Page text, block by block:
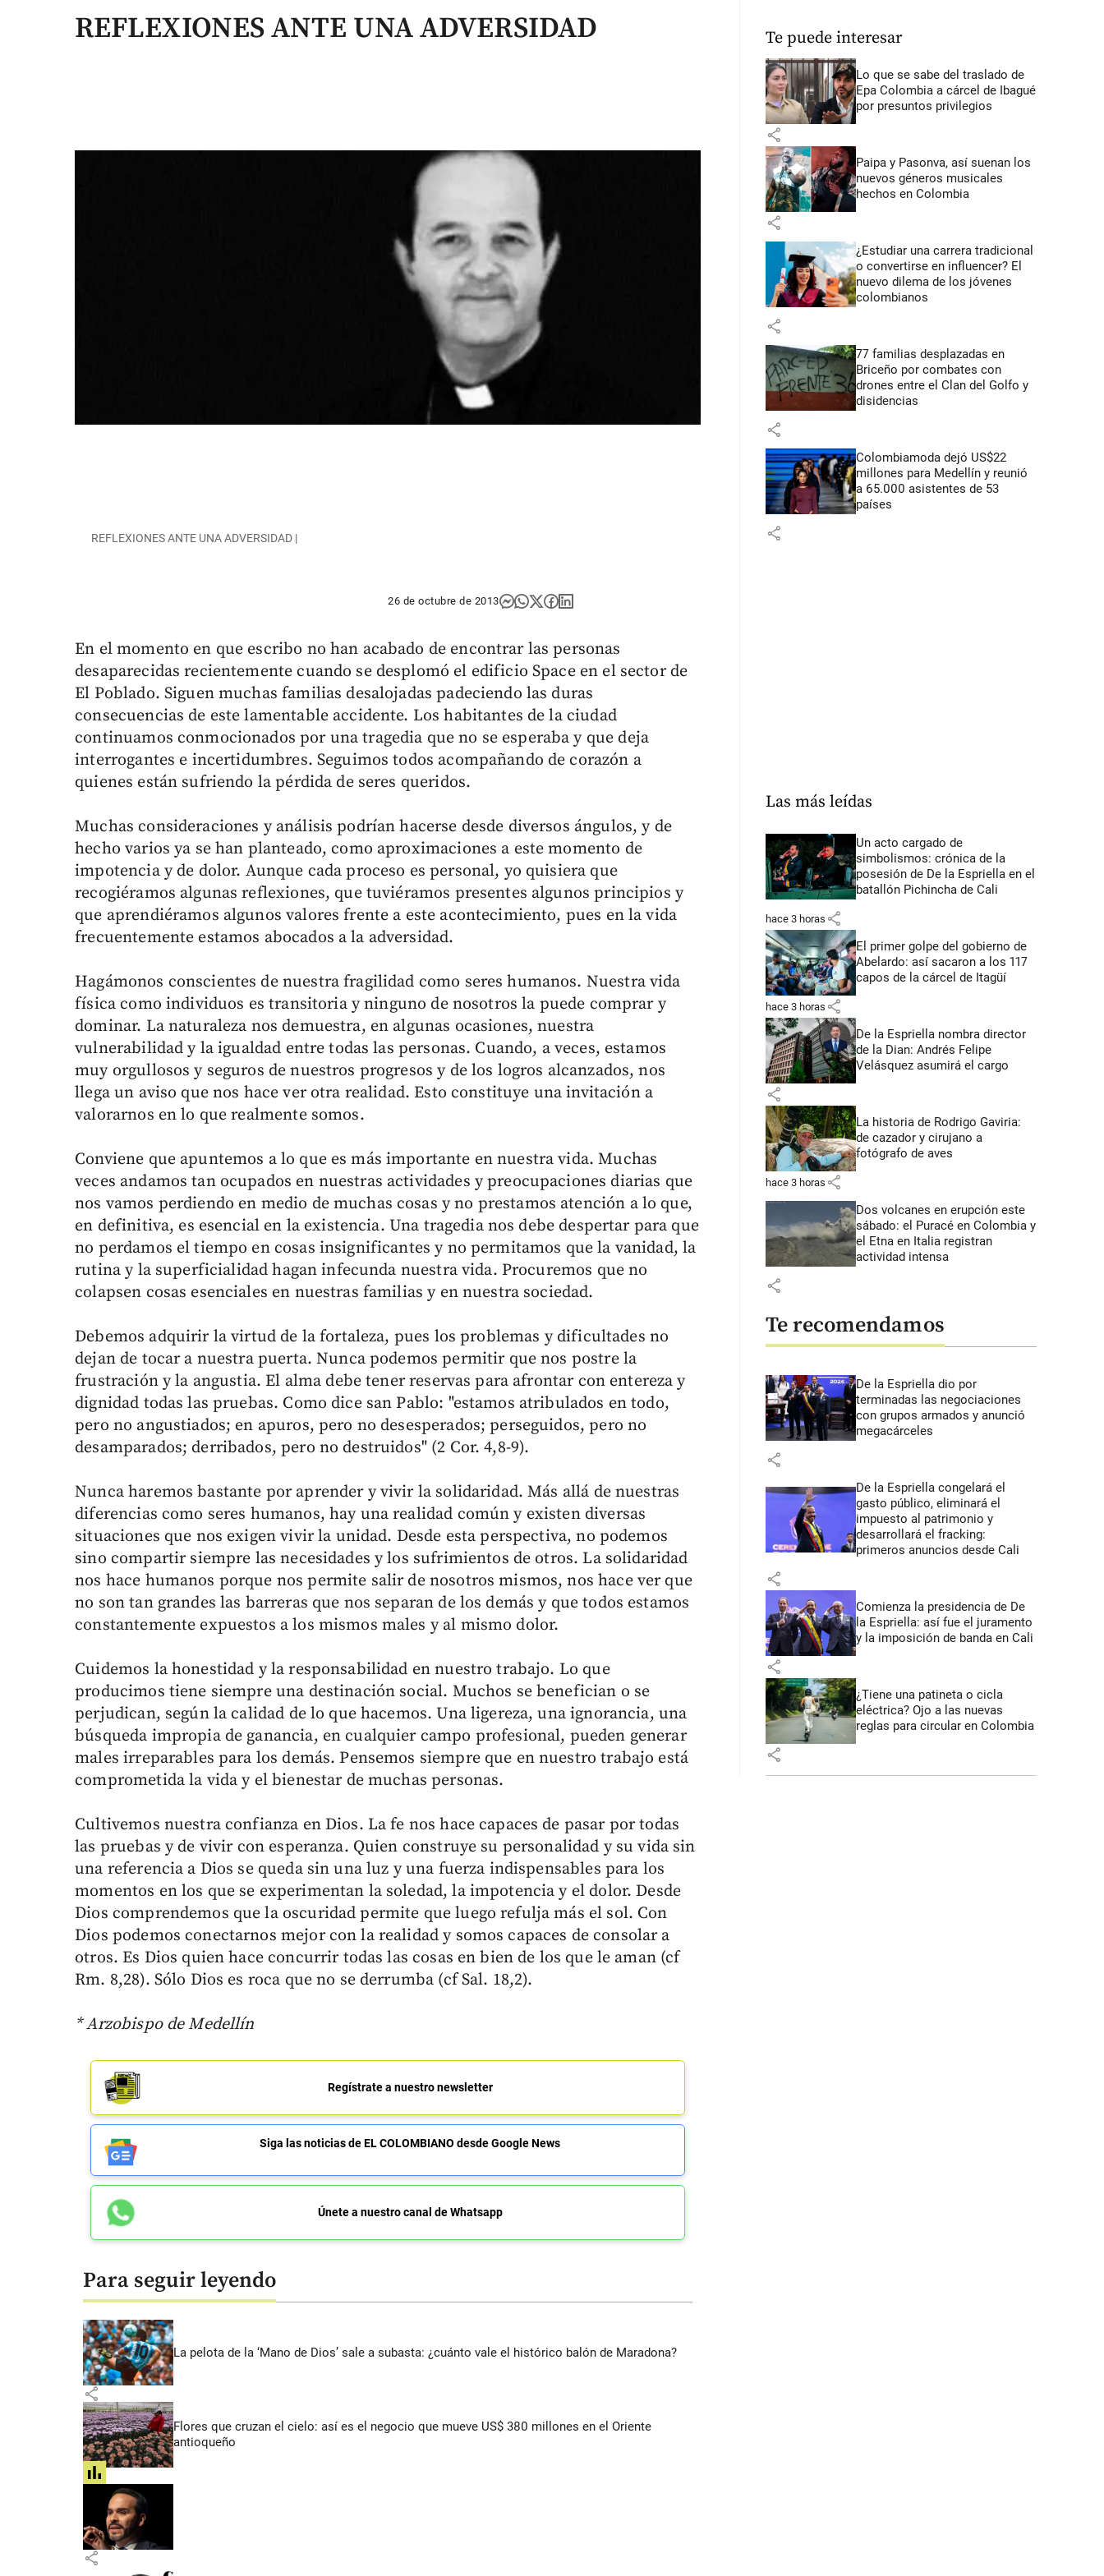
REFLEXIONES ANTE UNA ADVERSIDAD
REFLEXIONES ANTE UNA ADVERSIDAD |
26 de octubre de 2013
En el momento en que escribo no han acabado de encontrar las personas
desaparecidas recientemente cuando se desplomó el edificio Space en el sector de
El Poblado. Siguen muchas familias desalojadas padeciendo las duras
consecuencias de este lamentable accidente. Los habitantes de la ciudad
continuamos conmocionados por una tragedia que no se esperaba y que deja
interrogantes e incertidumbres. Seguimos todos acompañando de corazón a
quienes están sufriendo la pérdida de seres queridos.
Muchas consideraciones y análisis podrían hacerse desde diversos ángulos, y de
hecho varios ya se han planteado, como aproximaciones a este momento de
impotencia y de dolor. Aunque cada proceso es personal, yo quisiera que
recogiéramos algunas reflexiones, que tuviéramos presentes algunos principios y
que aprendiéramos algunos valores frente a este acontecimiento, pues en la vida
frecuentemente estamos abocados a la adversidad.
Hagámonos conscientes de nuestra fragilidad como seres humanos. Nuestra vida
física como individuos es transitoria y ninguno de nosotros la puede comprar y
dominar. La naturaleza nos demuestra, en algunas ocasiones, nuestra
vulnerabilidad y la igualdad entre todas las personas. Cuando, a veces, estamos
muy orgullosos y seguros de nuestros progresos y de los logros alcanzados, nos
llega un aviso que nos hace ver otra realidad. Esto constituye una invitación a
valorarnos en lo que realmente somos.
Conviene que apuntemos a lo que es más importante en nuestra vida. Muchas
veces andamos tan ocupados en nuestras actividades y preocupaciones diarias que
nos vamos perdiendo en medio de muchas cosas y no prestamos atención a lo que,
en definitiva, es esencial en la existencia. Una tragedia nos debe despertar para que
no perdamos el tiempo en cosas insignificantes y no permitamos que la vanidad, la
rutina y la superficialidad hagan infecunda nuestra vida. Procuremos que no
colapsen cosas esenciales en nuestras familias y en nuestra sociedad.
Debemos adquirir la virtud de la fortaleza, pues los problemas y dificultades no
dejan de tocar a nuestra puerta. Nunca podemos permitir que nos postre la
frustración y la angustia. El alma debe tener reservas para afrontar con entereza y
dignidad todas las pruebas. Como dice san Pablo: "estamos atribulados en todo,
pero no angustiados; en apuros, pero no desesperados; perseguidos, pero no
desamparados; derribados, pero no destruidos" (2 Cor. 4,8-9).
Nunca haremos bastante por aprender y vivir la solidaridad. Más allá de nuestras
diferencias como seres humanos, hay una realidad común y existen diversas
situaciones que nos exigen vivir la unidad. Desde esta perspectiva, no podemos
sino compartir siempre las necesidades y los sufrimientos de otros. La solidaridad
nos hace humanos porque nos permite salir de nosotros mismos, nos hace ver que
no son tan grandes las barreras que nos separan de los demás y que todos estamos
constantemente expuestos a los mismos males y al mismo dolor.
Cuidemos la honestidad y la responsabilidad en nuestro trabajo. Lo que
producimos tiene siempre una destinación social. Muchos se benefician o se
perjudican, según la calidad de lo que hacemos. Una ligereza, una ignorancia, una
búsqueda impropia de ganancia, en cualquier campo profesional, pueden generar
males irreparables para los demás. Pensemos siempre que en nuestro trabajo está
comprometida la vida y el bienestar de muchas personas.
Cultivemos nuestra confianza en Dios. La fe nos hace capaces de pasar por todas
las pruebas y de vivir con esperanza. Quien construye su personalidad y su vida sin
una referencia a Dios se queda sin una luz y una fuerza indispensables para los
momentos en los que se experimentan la soledad, la impotencia y el dolor. Desde
Dios comprendemos que la oscuridad permite que luego refulja más el sol. Con
Dios podemos conectarnos mejor con la realidad y somos capaces de consolar a
otros. Es Dios quien hace concurrir todas las cosas en bien de los que le aman (cf
Rm. 8,28). Sólo Dios es roca que no se derrumba (cf Sal. 18,2).
* Arzobispo de Medellín
Regístrate a nuestro newsletter
Siga las noticias de EL COLOMBIANO desde Google News
Únete a nuestro canal de Whatsapp
Para seguir leyendo
La pelota de la ‘Mano de Dios’ sale a subasta: ¿cuánto vale el histórico balón de Maradona?
share
Flores que cruzan el cielo: así es el negocio que mueve US$ 380 millones en el Oriente
antioqueño
share
share
Te puede interesar
Lo que se sabe del traslado de
Epa Colombia a cárcel de Ibagué
por presuntos privilegios
share
Paipa y Pasonva, así suenan los
nuevos géneros musicales
hechos en Colombia
share
¿Estudiar una carrera tradicional
o convertirse en influencer? El
nuevo dilema de los jóvenes
colombianos
share
77 familias desplazadas en
Briceño por combates con
drones entre el Clan del Golfo y
disidencias
share
Colombiamoda dejó US$22
millones para Medellín y reunió
a 65.000 asistentes de 53
países
share
Las más leídas
Un acto cargado de
simbolismos: crónica de la
posesión de De la Espriella en el
batallón Pichincha de Cali
hace 3 horas share
El primer golpe del gobierno de
Abelardo: así sacaron a los 117
capos de la cárcel de Itagüí
hace 3 horas share
De la Espriella nombra director
de la Dian: Andrés Felipe
Velásquez asumirá el cargo
share
La historia de Rodrigo Gaviria:
de cazador y cirujano a
fotógrafo de aves
hace 3 horas share
Dos volcanes en erupción este
sábado: el Puracé en Colombia y
el Etna en Italia registran
actividad intensa
share
Te recomendamos
De la Espriella dio por
terminadas las negociaciones
con grupos armados y anunció
megacárceles
share
De la Espriella congelará el
gasto público, eliminará el
impuesto al patrimonio y
desarrollará el fracking:
primeros anuncios desde Cali
share
Comienza la presidencia de De
la Espriella: así fue el juramento
y la imposición de banda en Cali
share
¿Tiene una patineta o cicla
eléctrica? Ojo a las nuevas
reglas para circular en Colombia
share